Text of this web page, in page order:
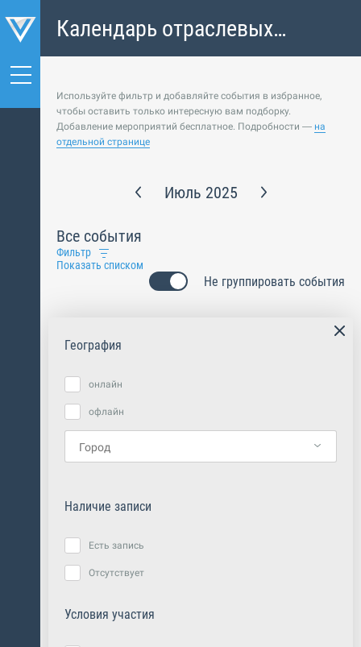
Календарь отраслевых
событий
Используйте фильтр и добавляйте события в избранное,
чтобы оставить только интересную вам подборку.
Добавление мероприятий бесплатное. Подробности — на
отдельной странице
Июль 2025
Все события
Фильтр
Показать списком
Не группировать события
География
онлайн
офлайн
Наличие записи
Есть запись
Отсутствует
Условия участия